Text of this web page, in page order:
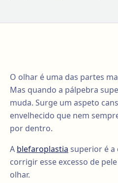
O olhar é uma das partes
Mas quando a pálpebra
muda. Surge um aspeto
envelhecido que nem
por dentro.
A blefaroplastia superior é a
corrigir esse excesso de
olhar.